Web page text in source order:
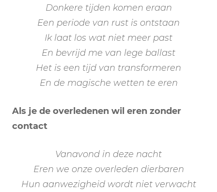
Donkere tijden komen eraan
Een periode van rust is ontstaan
Ik laat los wat niet meer past
En bevrijd me van lege ballast
Het is een tijd van transformeren
En de magische wetten te eren
Als je de overledenen wil eren zonder
contact
Vanavond in deze nacht
Eren we onze overleden dierbaren
Hun aanwezigheid wordt niet verwacht